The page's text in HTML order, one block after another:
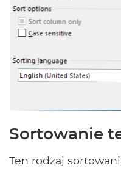
Sortowanie
Ten rodzaj